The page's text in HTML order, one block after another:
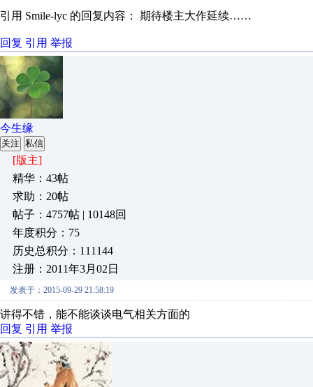
引用 Smile-lyc 的回复内容： 期待楼主大作延续……
回复 引用 举报
今生缘
关注 私信
[版主]
精华：43帖
求助：20帖
帖子：4757帖 | 10148回
年度积分：75
历史总积分：111144
注册：2011年3月02日
发表于：2015-09-29 21:58:19
讲得不错，能不能谈谈电气相关方面的
回复 引用 举报